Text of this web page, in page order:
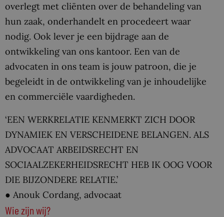
overlegt met cliënten over de behandeling van
hun zaak, onderhandelt en procedeert waar
nodig. Ook lever je een bijdrage aan de
ontwikkeling van ons kantoor. Een van de
advocaten in ons team is jouw patroon, die je
begeleidt in de ontwikkeling van je inhoudelijke
en commerciële vaardigheden.
‘EEN WERKRELATIE KENMERKT ZICH DOOR
DYNAMIEK EN VERSCHEIDENE BELANGEN. ALS
ADVOCAAT ARBEIDSRECHT EN
SOCIAALZEKERHEIDSRECHT HEB IK OOG VOOR
DIE BIJZONDERE RELATIE.’
● Anouk Cordang, advocaat
Wie zijn wij?